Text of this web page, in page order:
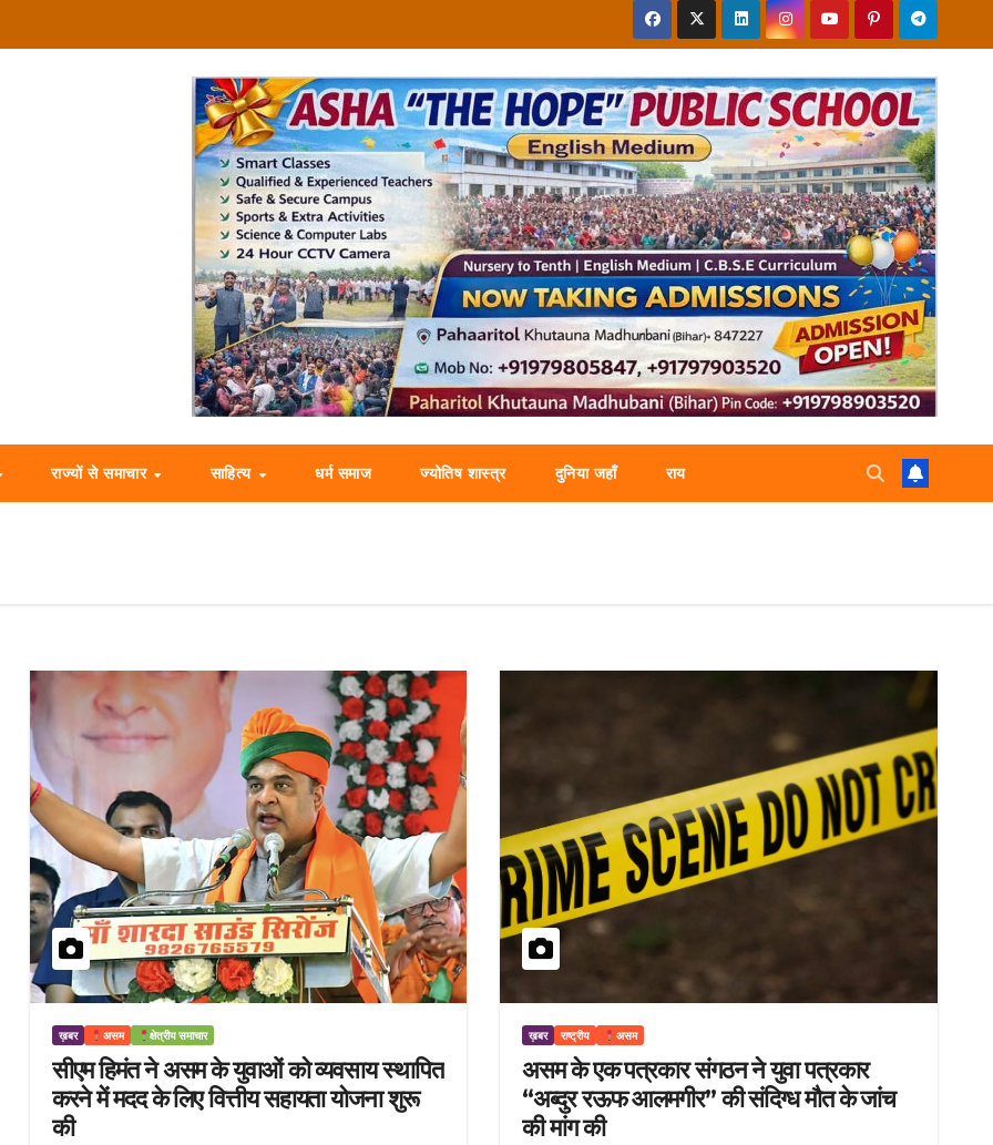
राज्यों से समाचार साहित्य धर्म समाज ज्योतिष शास्त्र दुनिया जहाँ राय
ख़बर असम क्षेत्रीय समाचार
सीएम हिमंत ने असम के युवाओं को व्यवसाय स्थापित
करने में मदद के लिए वित्तीय सहायता योजना शुरू
की
ख़बर राष्ट्रीय असम
असम के एक पत्रकार संगठन ने युवा पत्रकार
“अब्दुर रऊफ आलमगीर” की संदिग्ध मौत के जांच
की मांग की